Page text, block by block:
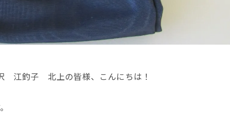
子 北上の皆様、こんにちは！